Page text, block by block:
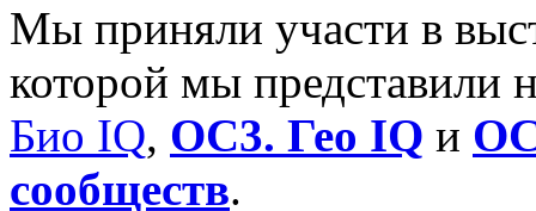
Мы приняли участи в
которой мы
Био IQ, ОС3. Гео IQ и
сообществ.